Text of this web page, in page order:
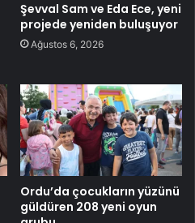
Şevval Sam ve Eda Ece, yeni
projede yeniden buluşuyor
Ağustos 6, 2026
Ordu’da çocukların yüzünü
güldüren 208 yeni oyun